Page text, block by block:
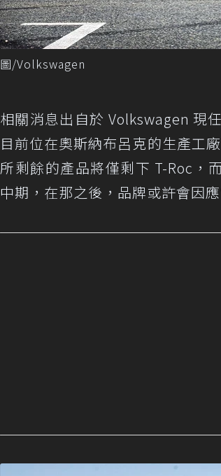
圖/Volkswagen
相關消息出自於 Volkswagen 現
目前位在奧斯納布呂克的生產工
所剩餘的產品將僅剩下 T-Roc，
中期，在那之後，品牌或許會因